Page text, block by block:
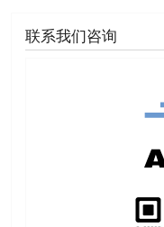
联系我们咨询